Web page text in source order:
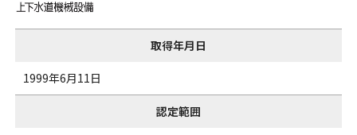
取得年月日
1999年6月11日
認定範囲